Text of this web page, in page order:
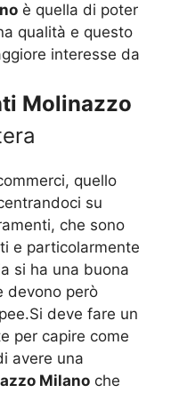
è quella di poter
qualità e questo
interesse da
Molinazzo
quello
su
che sono
e particolarmente
si ha una buona
devono però
deve fare un
per capire come
avere una
Milano che